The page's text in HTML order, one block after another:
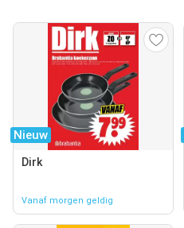
Nieuw
Dirk
Vanaf morgen geldig